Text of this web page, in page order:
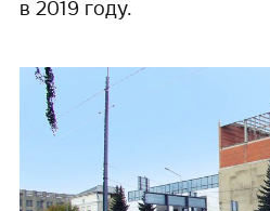
в 2019 году.